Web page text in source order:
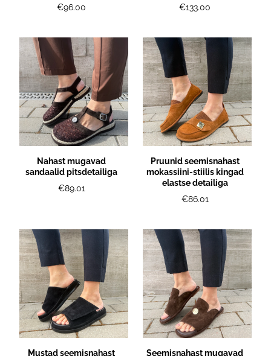
€96.00
€133.00
Nahast mugavad
sandaalid pitsdetailiga
€89.01
Pruunid seemisnahast
mokassiini-stiilis kingad
elastse detailiga
€86.01
Mustad seemisnahast
Seemisnahast mugavad